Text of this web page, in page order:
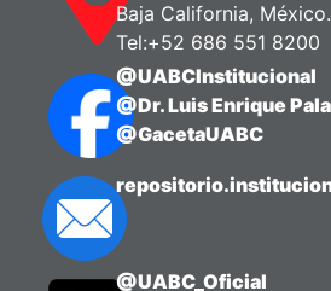
Baja California,
Tel:+52 686 551 8200
@UABCInstitucional
@Dr. Luis Enrique
@GacetaUABC
@UABC_Oficial